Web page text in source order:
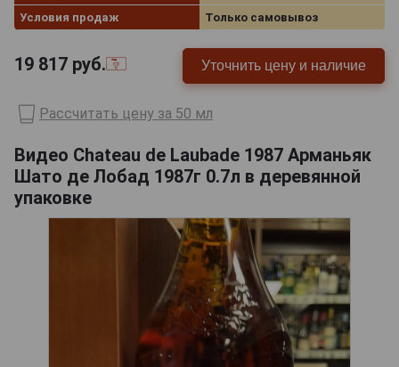
Условия продаж
Только самовывоз
19 817 руб. Уточнить цену и наличие
Рассчитать цену за 50 мл
Видео Chateau de Laubade 1987 Арманьяк
Шато де Лобад 1987г 0.7л в деревянной
упаковке